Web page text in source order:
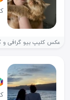
عکس کلیپ بیو گرافی و